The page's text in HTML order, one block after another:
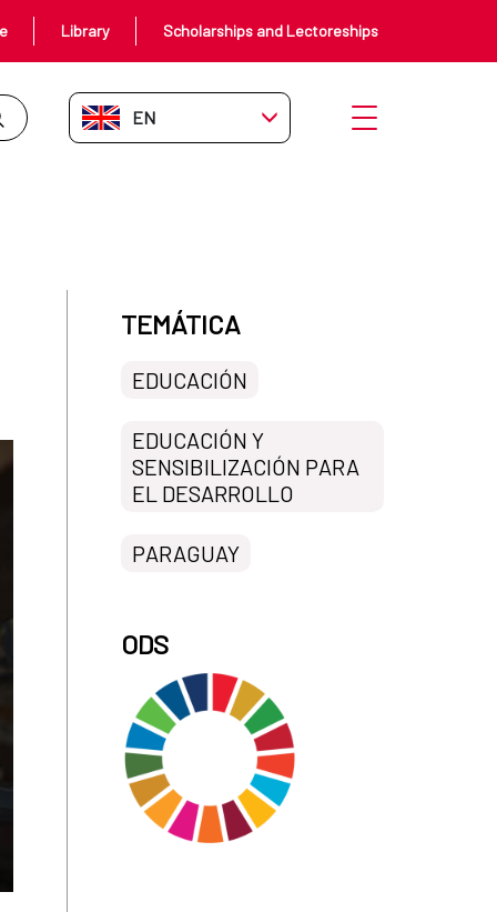
Library Scholarships and Lectoreships
EN-GB Open menu
TEMÁTICA
EDUCACIÓN
EDUCACIÓN Y
SENSIBILIZACIÓN PARA
EL DESARROLLO
PARAGUAY
ODS